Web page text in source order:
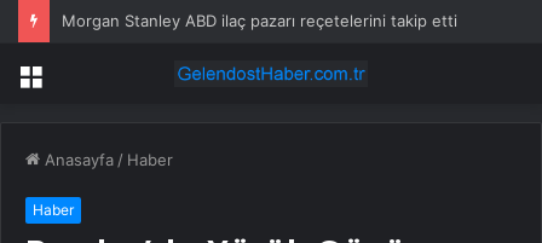
Morgan Stanley ABD ilaç pazarı reçetelerini takip etti
Menü
Anasayfa / Haber
Haber